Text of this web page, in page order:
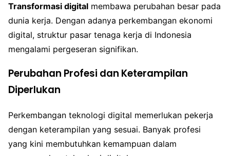
Transformasi digital membawa perubahan besar pada
dunia kerja. Dengan adanya perkembangan ekonomi
digital, struktur pasar tenaga kerja di Indonesia
mengalami pergeseran signifikan.
Perubahan Profesi dan Keterampilan
Diperlukan
Perkembangan teknologi digital memerlukan pekerja
dengan keterampilan yang sesuai. Banyak profesi
yang kini membutuhkan kemampuan dalam